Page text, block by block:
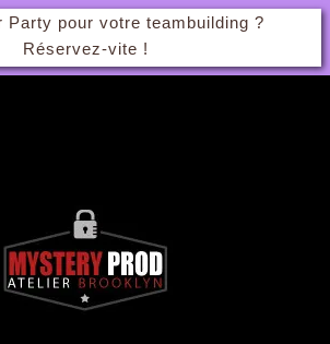
Party pour votre teambuilding ?
Réservez-vite !